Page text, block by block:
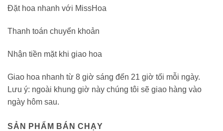
Đặt hoa nhanh với MissHoa
Thanh toán chuyển khoản
Nhận tiền mặt khi giao hoa
Giao hoa nhanh từ 8 giờ sáng đến 21 giờ tối mỗi ngày.
Lưu ý: ngoài khung giờ này chúng tôi sẽ giao hàng vào
ngày hôm sau.
SẢN PHẨM BÁN CHẠY